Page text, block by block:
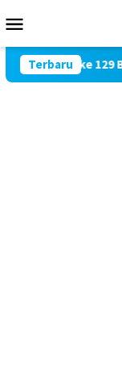
ke
Mobile
Terbaru
TMMD ke 129